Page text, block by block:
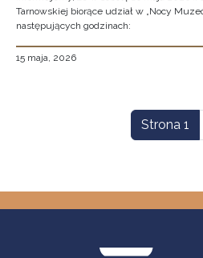
Tarnowskiej biorące udział w „Nocy
następujących godzinach:
15 maja, 2026
Strona 1